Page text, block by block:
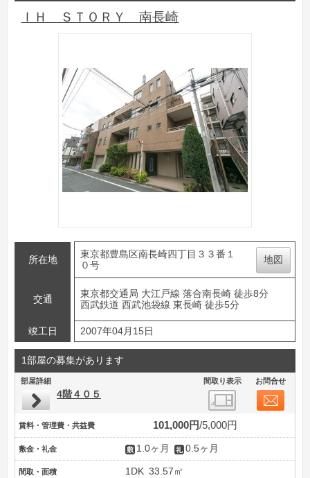
ＩＨ ＳＴＯＲＹ 南長崎
所在地
東京都豊島区南長崎四丁目３３番１
０号
地図
交通
東京都交通局 大江戸線 落合南長崎 徒歩8分
西武鉄道 西武池袋線 東長崎 徒歩5分
竣工日 2007年04月15日
1部屋の募集があります
部屋詳細 間取り表示 お問合せ
4階４０５
賃料・管理費・共益費 101,000円 5,000円
敷金・礼金 1.0ヶ月 0.5ヶ月
間取・面積 1DK 33.57㎡